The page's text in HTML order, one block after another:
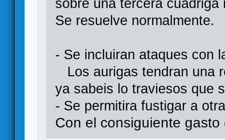
sobre una tercera
Se resuelve normalmente.
- Se incluiran ataques con
Los aurigas tendran una
ya sabeis lo traviesos que
- Se permitira fustigar a
Con el consiguiente gasto